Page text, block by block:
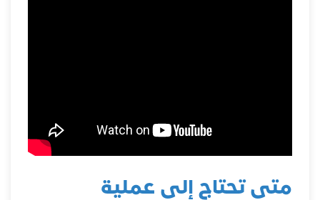
متى تحتاج إلى عملية